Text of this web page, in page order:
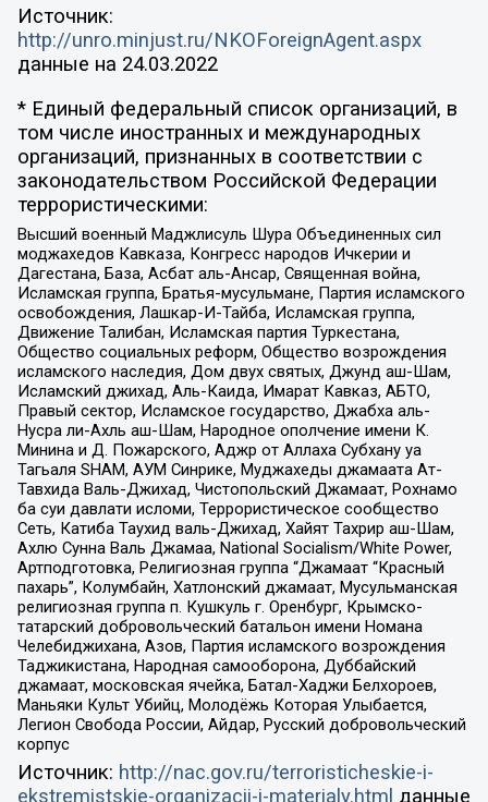
Источник:
http://unro.minjust.ru/NKOForeignAgent.aspx
данные на 24.03.2022
* Единый федеральный список организаций, в
том числе иностранных и международных
организаций, признанных в соответствии с
законодательством Российской Федерации
террористическими:
Высший военный Маджлисуль Шура Объединенных сил
моджахедов Кавказа, Конгресс народов Ичкерии и
Дагестана, База, Асбат аль-Ансар, Священная война,
Исламская группа, Братья-мусульмане, Партия исламского
освобождения, Лашкар-И-Тайба, Исламская группа,
Движение Талибан, Исламская партия Туркестана,
Общество социальных реформ, Общество возрождения
исламского наследия, Дом двух святых, Джунд аш-Шам,
Исламский джихад, Аль-Каида, Имарат Кавказ, АБТО,
Правый сектор, Исламское государство, Джабха аль-
Нусра ли-Ахль аш-Шам, Народное ополчение имени К.
Минина и Д. Пожарского, Аджр от Аллаха Субхану уа
Тагьаля SHAM, АУМ Синрике, Муджахеды джамаата Ат-
Тавхида Валь-Джихад, Чистопольский Джамаат, Рохнамо
ба суи давлати исломи, Террористическое сообщество
Сеть, Катиба Таухид валь-Джихад, Хайят Тахрир аш-Шам,
Ахлю Сунна Валь Джамаа, National Socialism/White Power,
Артподготовка, Религиозная группа “Джамаат “Красный
пахарь”, Колумбайн, Хатлонский джамаат, Мусульманская
религиозная группа п. Кушкуль г. Оренбург, Крымско-
татарский добровольческий батальон имени Номана
Челебиджихана, Азов, Партия исламского возрождения
Таджикистана, Народная самооборона, Дуббайский
джамаат, московская ячейка, Батал-Хаджи Белхороев,
Маньяки Культ Убийц, Молодёжь Которая Улыбается,
Легион Свобода России, Айдар, Русский добровольческий
корпус
Источник: http://nac.gov.ru/terroristicheskie-i-
ekstremistskie-organizacii-i-materialy.html данные